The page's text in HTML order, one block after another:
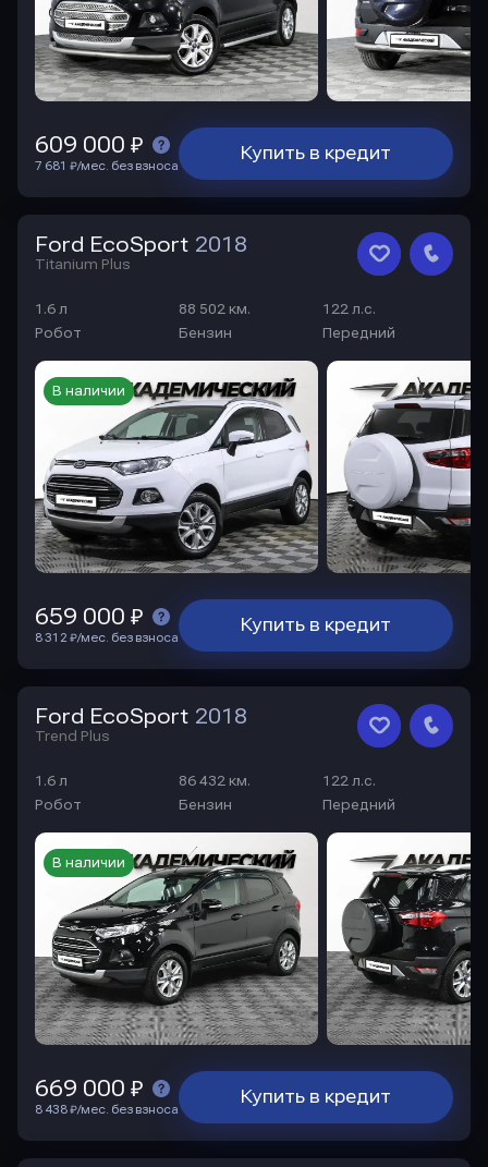
Купить в кредит
609 000 ₽
7 681 ₽/мес. без взноса
Ford EcoSport 2018
Titanium Plus
1.6 л 88 502 км.
122 л.с.
Робот
Бензин Передний
В наличии
Купить в кредит
659 000 ₽
8 312 ₽/мес. без взноса
Ford EcoSport 2018
Trend Plus
1.6 л 86 432 км.
122 л.с.
Робот
Бензин Передний
В наличии
Купить в кредит
669 000 ₽
8 438 ₽/мес. без взноса